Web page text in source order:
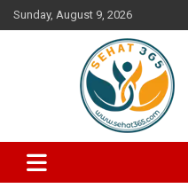
Skip
to
Sunday, August 9, 2026
Sehat365
Your's Complete Health Guide